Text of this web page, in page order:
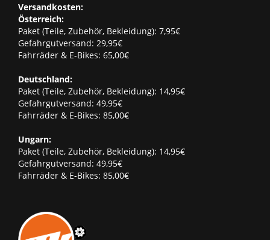
Versandkosten:
Österreich:
Paket (Teile, Zubehör, Bekleidung): 7,95€
Gefahrgutversand: 29,95€
Fahrräder & E-Bikes: 65,00€
Deutschland:
Paket (Teile, Zubehör, Bekleidung): 14,95€
Gefahrgutversand: 49,95€
Fahrräder & E-Bikes: 85,00€
Ungarn:
Paket (Teile, Zubehör, Bekleidung): 14,95€
Gefahrgutversand: 49,95€
Fahrräder & E-Bikes: 85,00€